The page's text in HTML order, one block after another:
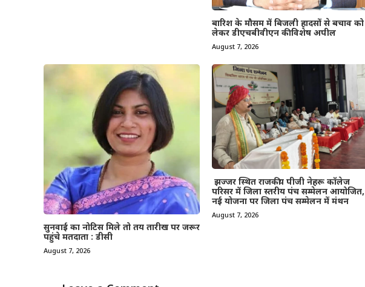
बारिश के मौसम में बिजली हादसों से बचाव को
लेकर डीएचबीवीएन की विशेष अपील
August 7, 2026
सुनवाई का नोटिस मिले तो तय तारीख पर जरूर
पहुंचे मतदाता : डीसी
August 7, 2026
झज्जर स्थित राजकीय पीजी नेहरू कॉलेज
परिसर में जिला स्तरीय पंच सम्मेलन आयोजित,
नई योजना पर जिला पंच सम्मेलन में मंथन
August 7, 2026